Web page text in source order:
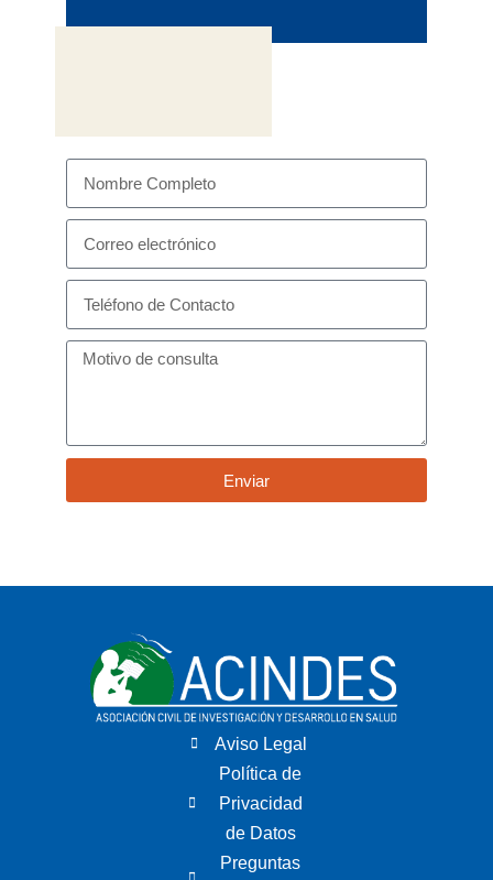
Enviar
Aviso Legal
Política de
Privacidad
de Datos
Preguntas